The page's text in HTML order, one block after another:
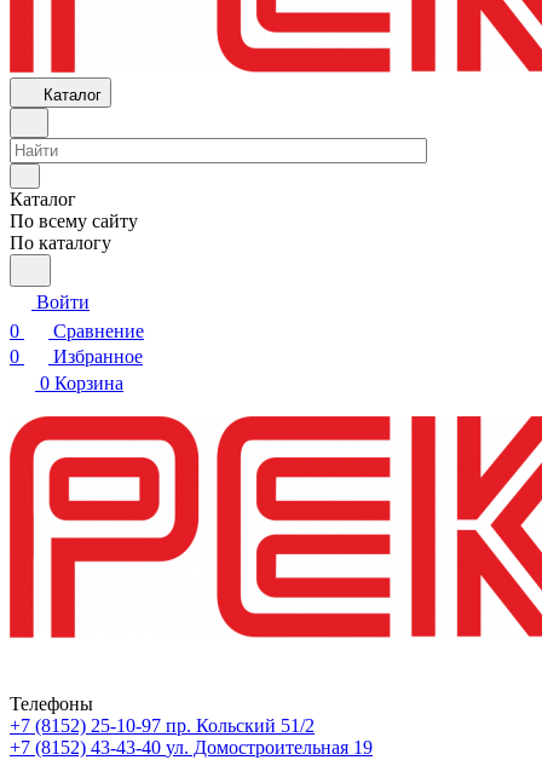
Каталог
Каталог
По всему сайту
По каталогу
Войти
0
Сравнение
0
Избранное
0 Корзина
Телефоны
+7 (8152) 25-10-97 пр. Кольский 51/2
+7 (8152) 43-43-40 ул. Домостроительная 19